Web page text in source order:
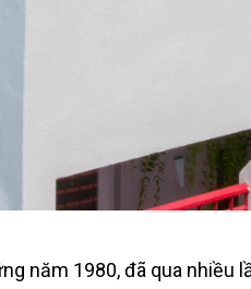
năm 1980, đã qua nhiều